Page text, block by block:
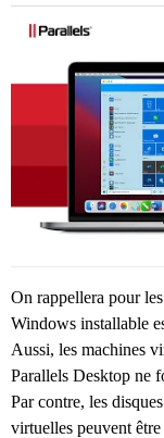
On rappellera pour
Windows installable
Aussi, les machines
Parallels Desktop ne
Par contre, les
virtuelles peuvent